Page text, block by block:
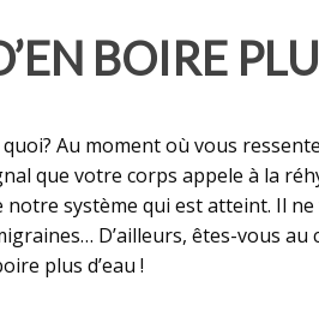
BOIRE
Au moment où vous
que votre corps appele à la
système qui est atteint. Il
D’ailleurs, êtes-vous
plus d’eau !